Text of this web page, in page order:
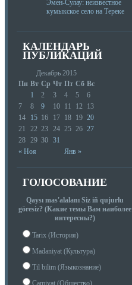
Эмен-Сулау: неизвестное
кумыкское село на Тереке
КАЛЕНДАРЬ
ПУБЛИКАЦИЙ
Декабрь 2015
Пн Вт Ср Чт Пт Сб Вс
« Ноя Янв »
1 2 3 4 5
6
7
8 9 10 11 12 13
14
15 16 17 18 19 20
21
22 23 24 25 26 27
28 29 30 31
ГОЛОСОВАНИЕ
Qaysı mas'alalanı Siz iñ qujurlu
göresiz? (Какие темы Вам наиболее
интересны?)
Tarix (История)
Madaniyat (Культура)
Til bilim (Языкознание)
Camiyat (Общество)